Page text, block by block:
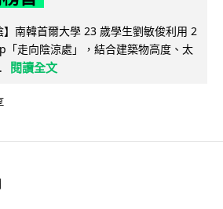
】南韓首爾大學 23 歲學生劉敏俊利用 2
「走向陰涼處」，結合建築物高度、太
閱讀全文